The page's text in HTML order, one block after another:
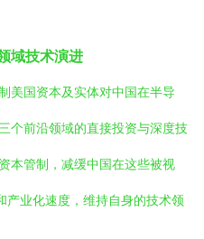
域技术演进
美国资本及实体对中国在半导
个前沿领域的直接投资与深度技
本管制，减缓中国在这些被视
产业化速度，维持自身的技术领